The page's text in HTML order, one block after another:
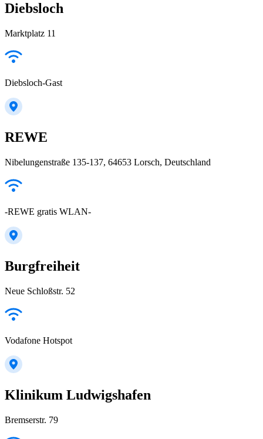
Diebsloch
Marktplatz 11
Diebsloch-Gast
REWE
Nibelungenstraße 135-137, 64653 Lorsch, Deutschland
-REWE gratis WLAN-
Burgfreiheit
Neue Schloßstr. 52
Vodafone Hotspot
Klinikum Ludwigshafen
Bremserstr. 79